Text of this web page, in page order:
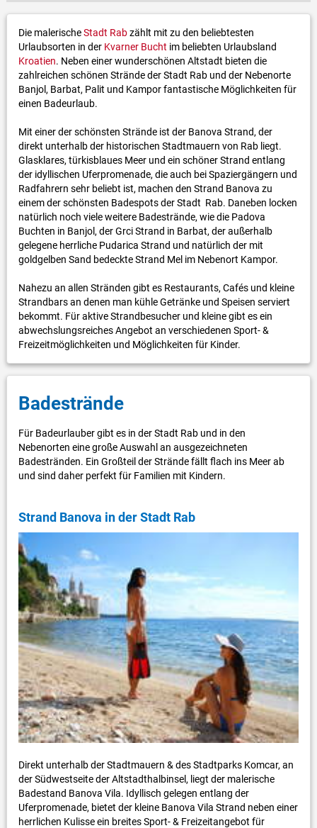
Die malerischeStadt Rabzählt mit zu den beliebtesten
Urlaubsorten in der Kvarner Bucht im beliebten Urlaubsland
Kroatien. Neben einer wunderschönen Altstadt bieten die
zahlreichen schönen Strände der Stadt Rab und der Nebenorte
Banjol, Barbat, Palit und Kampor fantastische Möglichkeiten für
einen Badeurlaub.
Mit einer der schönsten Strände ist der Banova Strand, der
direkt unterhalb der historischen Stadtmauern von Rab liegt.
Glasklares, türkisblaues Meer und ein schöner Strand entlang
der idyllischen Uferpromenade, die auch bei Spaziergängern und
Radfahrern sehr beliebt ist, machen den Strand Banova zu
einem der schönsten Badespots der Stadt Rab. Daneben locken
natürlich noch viele weitere Badestrände, wie die Padova
Buchten in Banjol, der Grci Strand in Barbat, der außerhalb
gelegene herrliche Pudarica Strand und natürlich der mit
goldgelben Sand bedeckte Strand Mel im Nebenort Kampor.
Nahezu an allen Stränden gibt es Restaurants, Cafés und kleine
Strandbars an denen man kühle Getränke und Speisen serviert
bekommt. Für aktive Strandbesucher und kleine gibt es ein
abwechslungsreiches Angebot an verschiedenen Sport- &
Freizeitmöglichkeiten und Möglichkeiten für Kinder.
Badestrände
Für Badeurlauber gibt es in der Stadt Rab und in den
Nebenorten eine große Auswahl an ausgezeichneten
Badestränden. Ein Großteil der Strände fällt flach ins Meer ab
und sind daher perfekt für Familien mit Kindern.
Strand Banova in der Stadt Rab
Direkt unterhalb der Stadtmauern & des Stadtparks Komcar, an
der Südwestseite der Altstadthalbinsel, liegt der malerische
Badestand Banova Vila. Idyllisch gelegen entlang der
Uferpromenade, bietet der kleine Banova Vila Strand neben einer
herrlichen Kulisse ein breites Sport- & Freizeitangebot für